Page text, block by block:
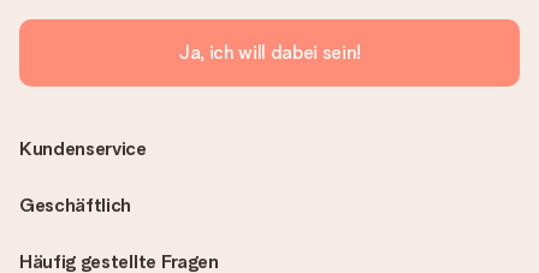
Ja, ich will dabei sein!
Häufig gestellte Fragen
Kundenservice
Geschäftlich